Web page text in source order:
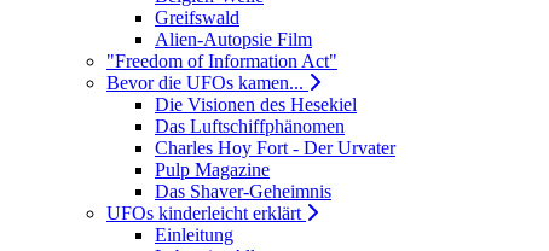
Greifswald
Alien-Autopsie Film
"Freedom of Information Act"
Bevor die UFOs kamen...
Die Visionen des Hesekiel
Das Luftschiffphänomen
Charles Hoy Fort - Der Urvater
Pulp Magazine
Das Shaver-Geheimnis
UFOs kinderleicht erklärt
Einleitung